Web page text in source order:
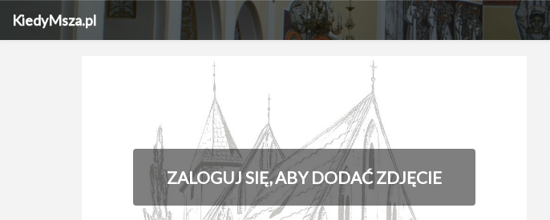
KiedyMsza.pl
ZALOGUJ SIĘ, ABY DODAĆ ZDJĘCIE